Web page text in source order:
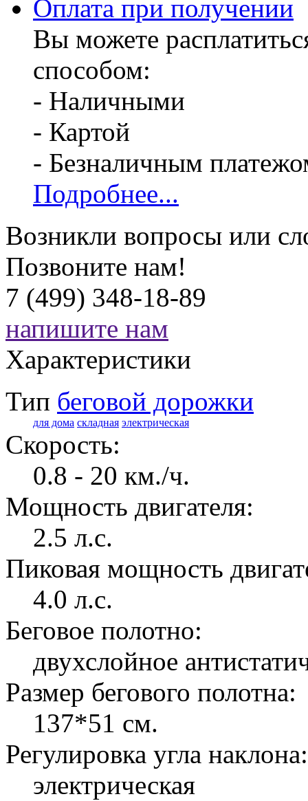
Оплата при получении
Вы можете
способом:
- Наличными
- Картой
- Безналичным
Подробнее...
Возникли вопросы или
Позвоните нам!
7 (499) 348-18-89
напишите нам
Характеристики
Тип беговой дорожки
для дома складная электрическая
Скорость:
0.8 - 20 км./ч.
Мощность двигателя:
2.5 л.с.
Пиковая мощность
4.0 л.с.
Беговое полотно:
двухслойное
Размер бегового полотна:
137*51 см.
Регулировка угла наклона:
электрическая